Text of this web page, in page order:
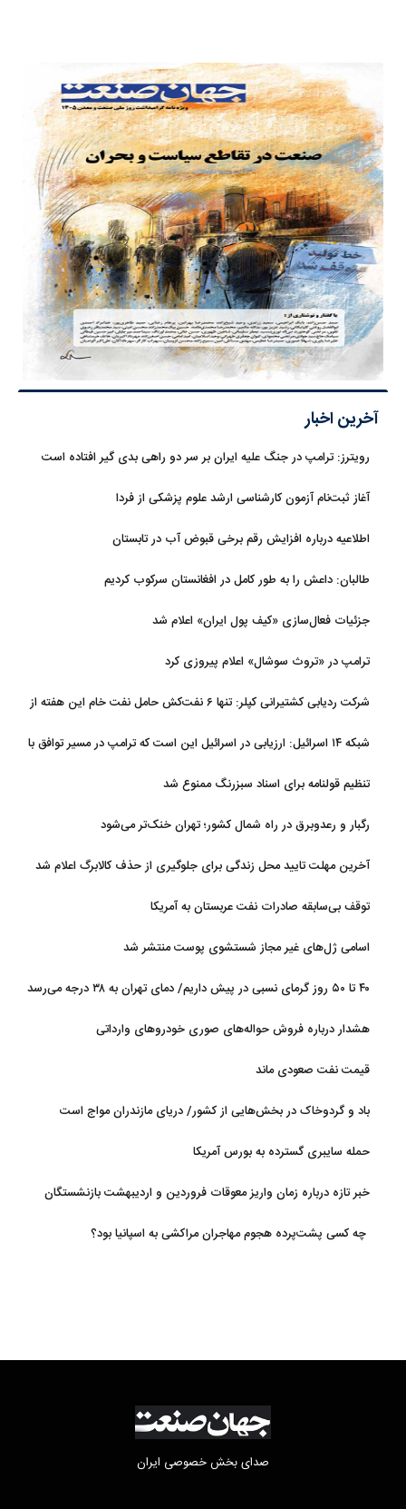
آخرین اخبار
رویترز: ترامپ در جنگ علیه ایران بر سر دو راهی بدی گیر افتاده است
آغاز ثبت‌نام‌ آزمون کارشناسی ارشد علوم پزشکی از فردا
اطلاعیه درباره افزایش رقم برخی قبوض آب در تابستان
طالبان: داعش را به طور کامل در افغانستان سرکوب کردیم
جزئیات فعال‌سازی «کیف پول ایران» اعلام شد
ترامپ در «تروث سوشال» اعلام پیروزی کرد
شرکت ردیابی کشتیرانی کپلر: تنها ۶ نفت‌کش حامل نفت خام این هفته از
شبکه ۱۴ اسرائیل: ارزیابی در اسرائیل این است که ترامپ در مسیر توافق با
تنظیم قولنامه برای اسناد سبزرنگ ممنوع شد
رگبار و رعدوبرق در راه شمال کشور؛ تهران خنک‌تر می‌شود
آخرین مهلت تایید محل زندگی برای جلوگیری از حذف کالابرگ اعلام شد
توقف بی‌سابقه صادرات نفت عربستان به آمریکا
اسامی ژل‌های غیر مجاز شستشوی پوست منتشر شد
۴۰ تا ۵۰ روز گرمای نسبی در پیش داریم/ دمای تهران به ۳۸ درجه می‌رسد
هشدار درباره فروش حواله‌های صوری خودروهای وارداتی
قیمت نفت صعودی ماند
باد و گردوخاک در بخش‌هایی از کشور/ دریای مازندران مواج است
حمله سایبری گسترده به بورس آمریکا
خبر تازه درباره زمان واریز معوقات فروردین و اردیبهشت بازنشستگان
چه کسی پشت‌پرده هجوم مهاجران مراکشی به اسپانیا بود؟
صدای بخش خصوصی ایران